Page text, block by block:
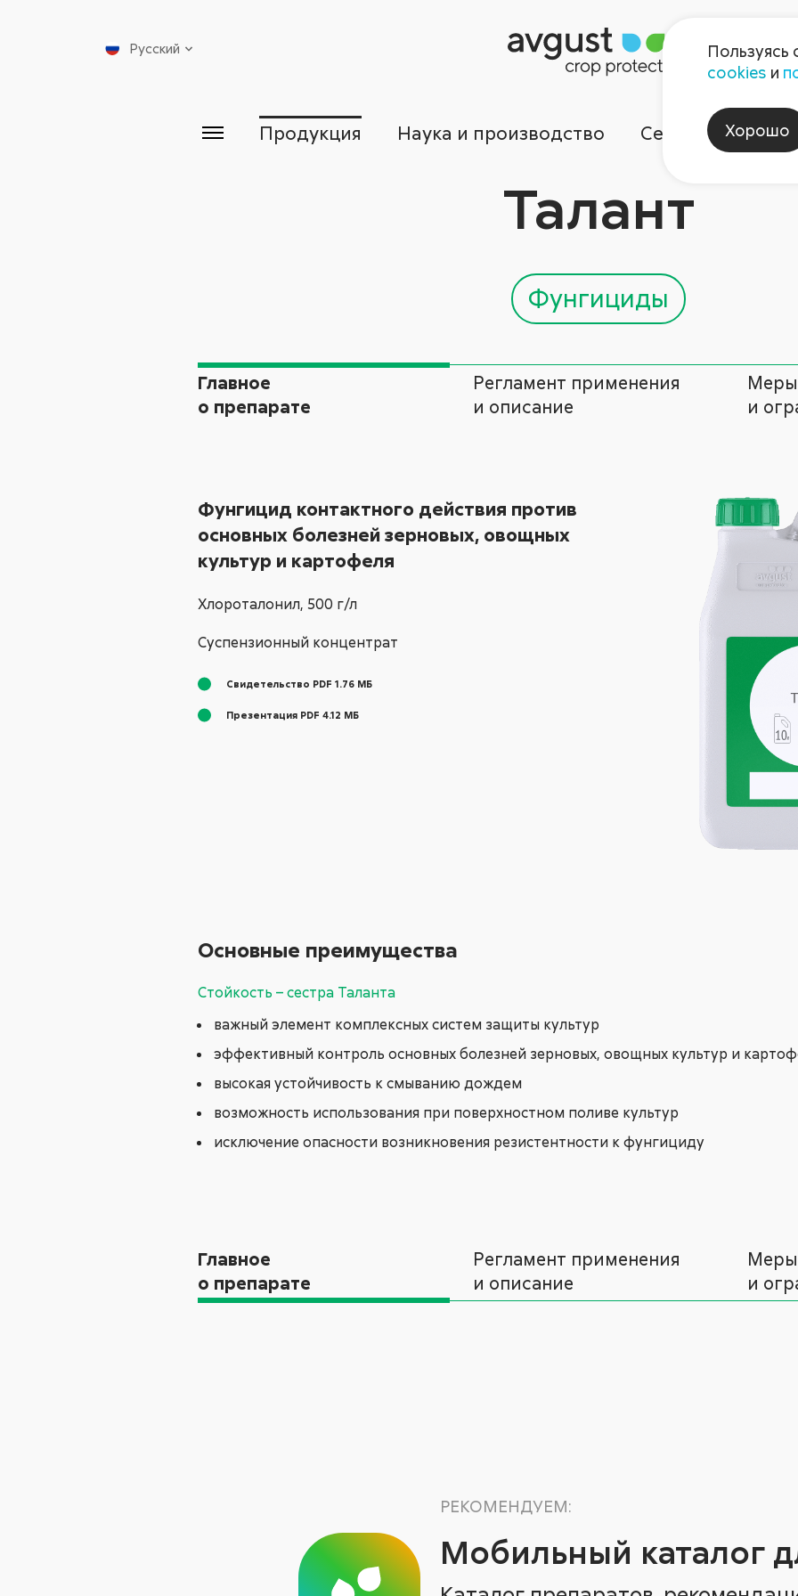
Русский
Продукция Наука и производство Сервисы
Талант
Фунгициды
Главное
о препарате
Регламент применения
и описание
Меры
и
Фунгицид контактного действия против
основных болезней зерновых, овощных
культур и картофеля
Хлороталонил, 500 г/л
Суспензионный концентрат
Свидетельство PDF 1.76 МБ
Презентация PDF 4.12 МБ
Основные преимущества
Стойкость – сестра Таланта
важный элемент комплексных систем защиты культур
эффективный контроль основных болезней зерновых, овощных культур и
высокая устойчивость к смыванию дождем
возможность использования при поверхностном поливе культур
исключение опасности возникновения резистентности к фунгициду
Главное
о препарате
Регламент применения
и описание
Меры
и
РЕКОМЕНДУЕМ:
Мобильный каталог
Пользуясь
cookies и
Хорошо